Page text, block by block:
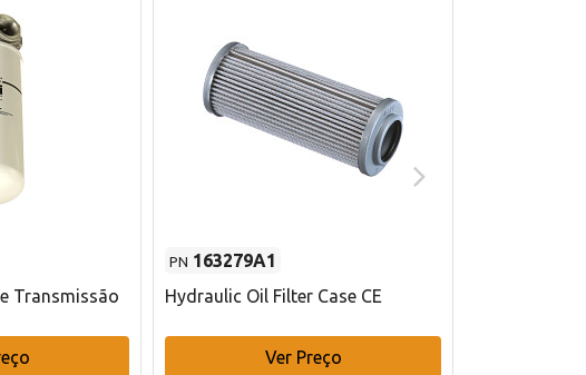
Transmissão
PN 163279A1
Hydraulic Oil Filter Case CE
Ver Preço